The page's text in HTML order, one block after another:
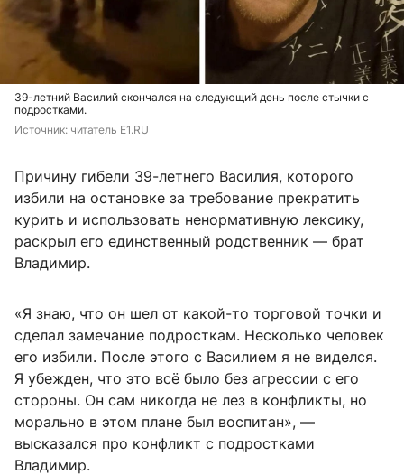
39-летний Василий скончался на следующий день после стычки с
подростками.
Источник: читатель E1.RU
Причину гибели 39-летнего Василия, которого
избили на остановке за требование прекратить
курить и использовать ненормативную лексику,
раскрыл его единственный родственник — брат
Владимир.
«Я знаю, что он шел от какой-то торговой точки и
сделал замечание подросткам. Несколько человек
его избили. После этого с Василием я не виделся.
Я убежден, что это всё было без агрессии с его
стороны. Он сам никогда не лез в конфликты, но
морально в этом плане был воспитан», —
высказался про конфликт с подростками
Владимир.